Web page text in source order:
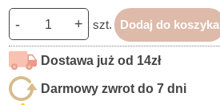
- + szt. Dodaj do koszyka
Dostawa już od 14zł
Darmowy zwrot do 7 dni